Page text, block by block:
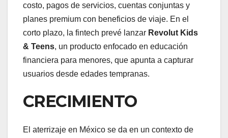
costo, pagos de servicios, cuentas conjuntas y
planes premium con beneficios de viaje. En el
corto plazo, la fintech prevé lanzar Revolut Kids
& Teens, un producto enfocado en educación
financiera para menores, que apunta a capturar
usuarios desde edades tempranas.
CRECIMIENTO
El aterrizaje en México se da en un contexto de